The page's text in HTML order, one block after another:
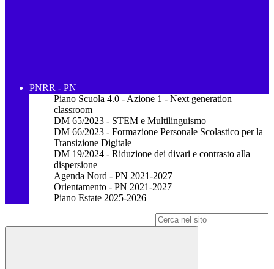
PNRR - PN
Piano Scuola 4.0 - Azione 1 - Next generation
classroom
DM 65/2023 - STEM e Multilinguismo
DM 66/2023 - Formazione Personale Scolastico per la
Transizione Digitale
DM 19/2024 - Riduzione dei divari e contrasto alla
dispersione
Agenda Nord - PN 2021-2027
Orientamento - PN 2021-2027
Piano Estate 2025-2026